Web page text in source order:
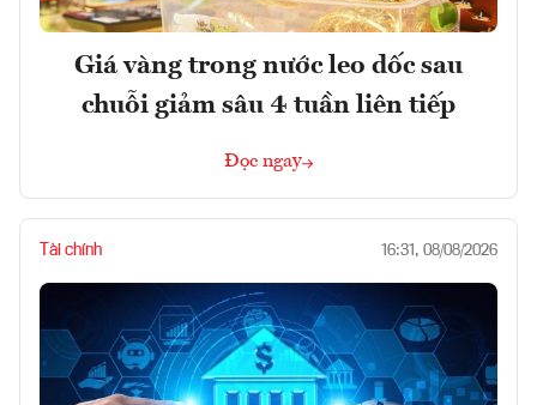
Giá vàng trong nước leo dốc sau
chuỗi giảm sâu 4 tuần liên tiếp
Đọc ngay
Tài chính 16:31, 08/08/2026